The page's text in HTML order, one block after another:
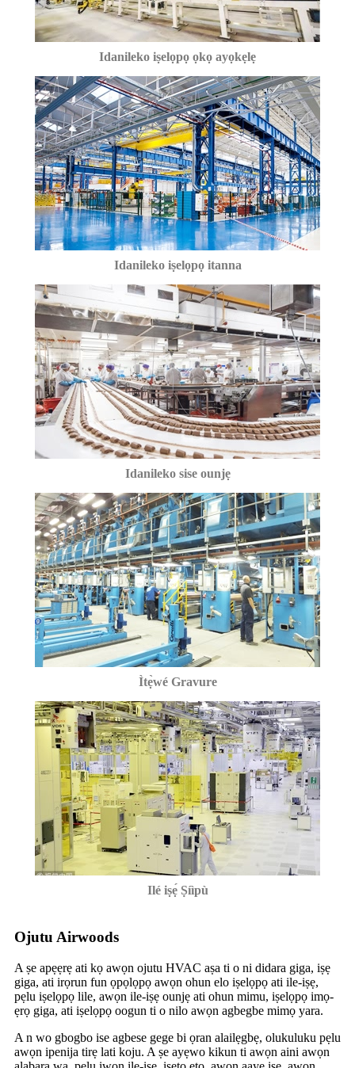
Idanileko iṣelọpọ ọkọ ayọkẹlẹ
Idanileko iṣelọpọ itanna
Idanileko sise ounjẹ
Ìtẹ̀wé Gravure
Ilé iṣẹ́ Ṣíìpù
Ojutu Airwoods
A ṣe apẹẹrẹ ati kọ awọn ojutu HVAC aṣa ti o ni didara giga, iṣẹ
giga, ati irọrun fun ọpọlọpọ awọn ohun elo iṣelọpọ ati ile-iṣẹ,
pẹlu iṣelọpọ lile, awọn ile-iṣẹ ounjẹ ati ohun mimu, iṣelọpọ imọ-
ẹrọ giga, ati iṣelọpọ oogun ti o nilo awọn agbegbe mimọ yara.
A n wo gbogbo ise agbese gege bi ọran alailẹgbẹ, olukuluku pẹlu
awọn ipenija tirẹ lati koju. A ṣe ayẹwo kikun ti awọn aini awọn